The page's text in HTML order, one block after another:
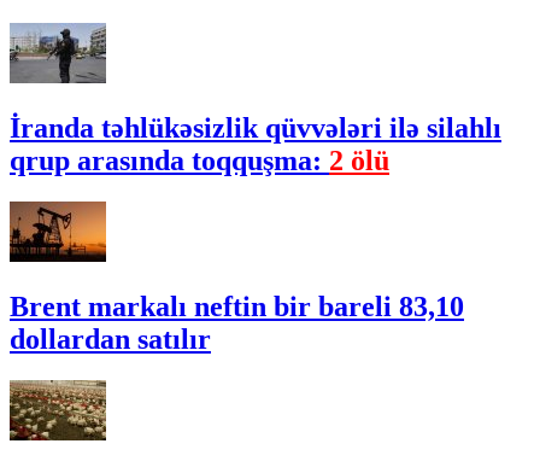
İranda təhlükəsizlik qüvvələri ilə silahlı
qrup arasında toqquşma: 2 ölü
Brent markalı neftin bir bareli 83,10
dollardan satılır